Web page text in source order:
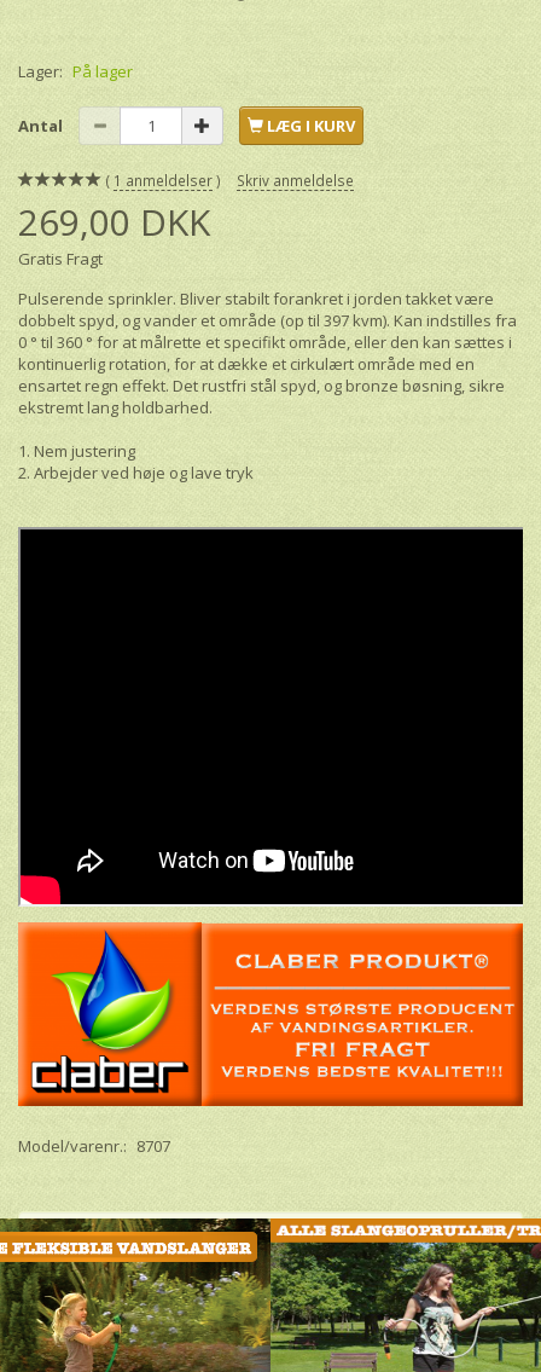
Lager: På lager
Antal LÆG I KURV
1 anmeldelser Skriv anmeldelse
269,00 DKK
Gratis Fragt
Pulserende sprinkler. Bliver stabilt forankret i jorden takket være
dobbelt spyd, og vander et område (op til 397 kvm). Kan indstilles fra
0 ° til 360 ° for at målrette et specifikt område, eller den kan sættes i
kontinuerlig rotation, for at dække et cirkulært område med en
ensartet regn effekt. Det rustfri stål spyd, og bronze bøsning, sikre
ekstremt lang holdbarhed.
1. Nem justering
2. Arbejder ved høje og lave tryk
Model/varenr.: 8707